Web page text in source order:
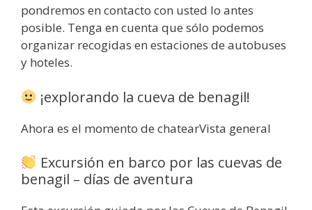
pondremos en contacto con usted lo antes
posible. Tenga en cuenta que sólo podemos
organizar recogidas en estaciones de autobuses
y hoteles.
¡explorando la cueva de benagil!
Ahora es el momento de chatearVista general
Excursión en barco por las cuevas de
benagil – días de aventura